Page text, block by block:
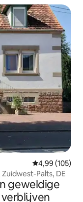
Gemiddelde
4,99 (105)
Palts, DE
geweldige